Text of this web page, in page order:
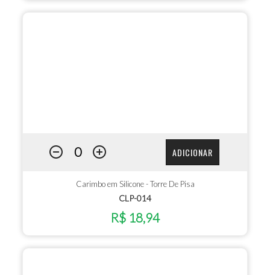
ADICIONAR
Carimbo em Silicone - Torre De Pisa
CLP-014
R$ 18,94